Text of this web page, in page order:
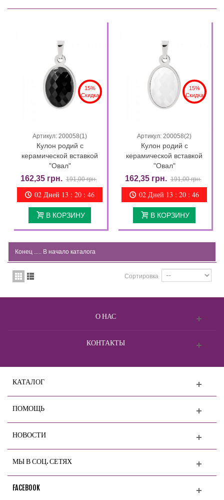
15%
Скидка
Артикул: 200058(1)
Кулон родий с
керамической вставкой
"Овал"
162,35 грн. 191,00 грн.
02 Дней 13 : 20 : 46
В КОРЗИНУ
15%
Скидка
Артикул: 200058(2)
Кулон родий с
керамической вставкой
"Овал"
162,35 грн. 191,00 грн.
02 Дней 13 : 20 : 46
В КОРЗИНУ
Конец ..... В начало каталога
Сортировка
О НАС
КОНТАКТЫ
КАТАЛОГ
ПОМОЩЬ
НОВОСТИ
МЫ В СОЦ. СЕТЯХ
FACEBOOK